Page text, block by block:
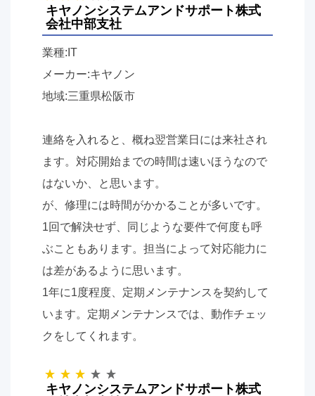
キヤノンシステムアンドサポート株式
会社中部支社
業種:IT
メーカー:キヤノン
地域:三重県松阪市
連絡を入れると、概ね翌営業日には来社され
ます。対応開始までの時間は速いほうなので
はないか、と思います。
が、修理には時間がかかることが多いです。
1回で解決せず、同じような要件で何度も呼
ぶこともあります。担当によって対応能力に
は差があるように思います。
1年に1度程度、定期メンテナンスを契約して
います。定期メンテナンスでは、動作チェッ
クをしてくれます。
キヤノンシステムアンドサポート株式